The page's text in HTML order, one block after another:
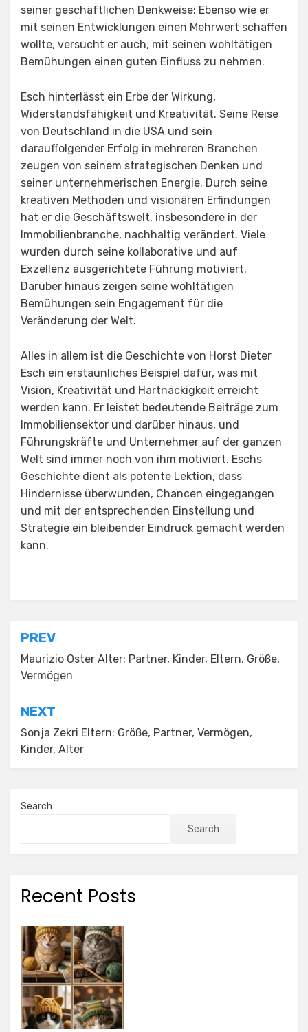
seiner geschäftlichen Denkweise; Ebenso wie er
mit seinen Entwicklungen einen Mehrwert schaffen
wollte, versucht er auch, mit seinen wohltätigen
Bemühungen einen guten Einfluss zu nehmen.
Esch hinterlässt ein Erbe der Wirkung,
Widerstandsfähigkeit und Kreativität. Seine Reise
von Deutschland in die USA und sein
darauffolgender Erfolg in mehreren Branchen
zeugen von seinem strategischen Denken und
seiner unternehmerischen Energie. Durch seine
kreativen Methoden und visionären Erfindungen
hat er die Geschäftswelt, insbesondere in der
Immobilienbranche, nachhaltig verändert. Viele
wurden durch seine kollaborative und auf
Exzellenz ausgerichtete Führung motiviert.
Darüber hinaus zeigen seine wohltätigen
Bemühungen sein Engagement für die
Veränderung der Welt.
Alles in allem ist die Geschichte von Horst Dieter
Esch ein erstaunliches Beispiel dafür, was mit
Vision, Kreativität und Hartnäckigkeit erreicht
werden kann. Er leistet bedeutende Beiträge zum
Immobiliensektor und darüber hinaus, und
Führungskräfte und Unternehmer auf der ganzen
Welt sind immer noch von ihm motiviert. Eschs
Geschichte dient als potente Lektion, dass
Hindernisse überwunden, Chancen eingegangen
und mit der entsprechenden Einstellung und
Strategie ein bleibender Eindruck gemacht werden
kann.
Post
navigation
PREV
Maurizio Oster Alter: Partner, Kinder, Eltern, Größe,
Vermögen
NEXT
Sonja Zekri Eltern: Größe, Partner, Vermögen,
Kinder, Alter
Search
Search
Recent Posts